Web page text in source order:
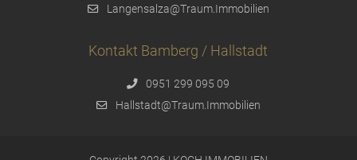
Langensalza@Traum.Immobilien
Kontakt Bamberg / Hallstadt
0951 299 095 09
Hallstadt@Traum.Immobilien